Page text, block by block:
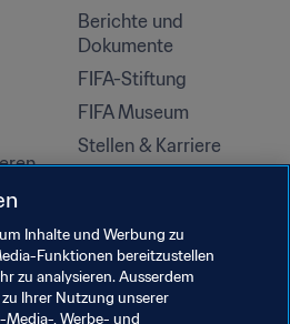
Berichte und
Dokumente
FIFA-Stiftung
FIFA Museum
Stellen & Karriere
Inhalte und Werbung zu
Funktionen bereitzustellen
zu analysieren. Ausserdem
Ihrer Nutzung unserer
Media-, Werbe- und